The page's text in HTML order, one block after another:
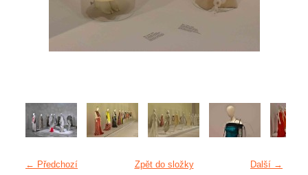
← Předchozí Další →
Zpět do složky